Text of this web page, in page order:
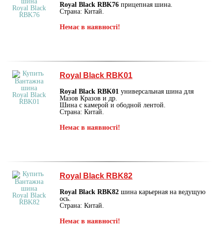
Royal Black RBK76 прицепная шина.
Страна: Китай.
Немає в наявності!
Royal Black RBK01
Royal Black RBK01 универсальная шина для
Мазов Кразов и др.
Шина с камерой и ободной лентой.
Страна: Китай.
Немає в наявності!
Royal Black RBK82
Royal Black RBK82 шина карьерная на ведущую
ось.
Страна: Китай.
Немає в наявності!